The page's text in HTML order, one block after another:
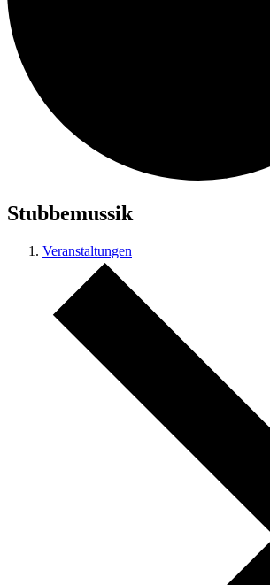
Stubbemussik
Veranstaltungen